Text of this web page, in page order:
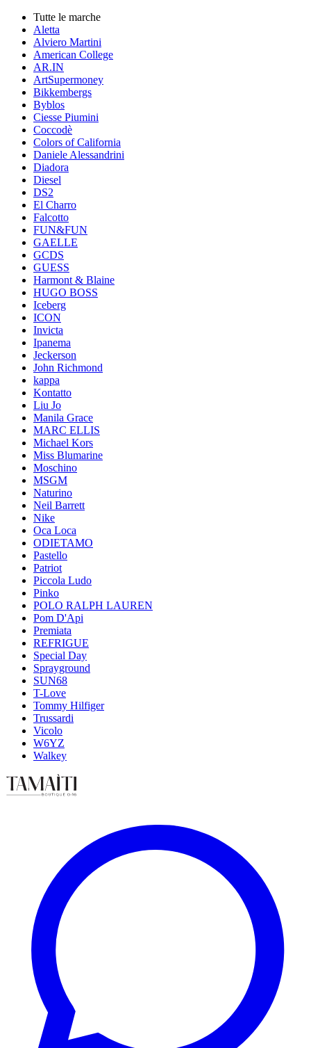
Tutte le marche
Aletta
Alviero Martini
American College
AR.IN
ArtSupermoney
Bikkembergs
Byblos
Ciesse Piumini
Coccodè
Colors of California
Daniele Alessandrini
Diadora
Diesel
DS2
El Charro
Falcotto
FUN&FUN
GAELLE
GCDS
GUESS
Harmont & Blaine
HUGO BOSS
Iceberg
ICON
Invicta
Ipanema
Jeckerson
John Richmond
kappa
Kontatto
Liu Jo
Manila Grace
MARC ELLIS
Michael Kors
Miss Blumarine
Moschino
MSGM
Naturino
Neil Barrett
Nike
Oca Loca
ODIETAMO
Pastello
Patriot
Piccola Ludo
Pinko
POLO RALPH LAUREN
Pom D'Api
Premiata
REFRIGUE
Special Day
Sprayground
SUN68
T-Love
Tommy Hilfiger
Trussardi
Vicolo
W6YZ
Walkey